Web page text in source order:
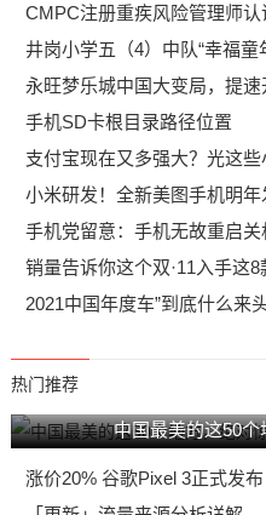
CMPC注册重疾风险管理师
井岗小学五（4）中队“幸福童
永旺梦乐城中国大变局，提速
手机SD卡根目录路径位置
支付宝现在又多强大？光这
小米研发！全新美图手机明年
手机党留意：手机无故重启
销量告诉你这个双·11入手这
2021中国年度车”到底什么来
热门推荐
中国最美的这50
涨价20% 谷歌Pixel 3正式发布